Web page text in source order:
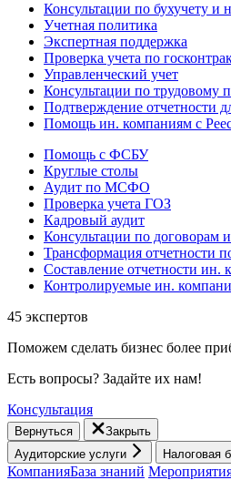
Консультации по бухучету и
Учетная политика
Экспертная поддержка
Проверка учета по
Управленческий учет
Консультации по трудовому
Подтверждение отчетности
Помощь ин. компаниям с
Помощь с ФСБУ
Круглые столы
Аудит по МСФО
Проверка учета ГОЗ
Кадровый аудит
Консультации по договорам
Трансформация
Составление отчетности ин.
Контролируемые ин.
45 экспертов
Поможем сделать бизнес более
Есть вопросы? Задайте их нам!
Консультация
Вернуться
Закрыть
Аудиторские услуги
Налоговая
КомпанияБаза знаний